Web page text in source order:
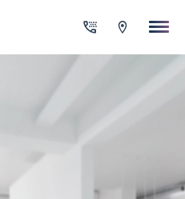
получаете Cash-back на